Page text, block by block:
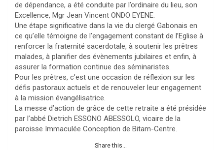
de dépendance, a été conduite par l’ordinaire du lieu, son
Excellence, Mgr Jean Vincent ONDO EYENE.
Une étape significative dans la vie du clergé Gabonais en
ce qu’elle témoigne de l’engagement constant de l’Eglise à
renforcer la fraternité sacerdotale, à soutenir les prêtres
malades, à planifier des évènements jubilaires et enfin, à
assurer la formation continue des séminaristes.
Pour les prêtres, c’est une occasion de réflexion sur les
défis pastoraux actuels et de renouveler leur engagement
à la mission évangélisatrice.
La messe d’action de grâce de cette retraite a été présidée
par l’abbé Dietrich ESSONO ABESSOLO, vicaire de la
paroisse Immaculée Conception de Bitam-Centre.
Share this...